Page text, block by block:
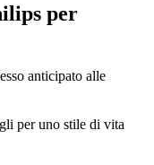
per
anticipato alle
per uno stile di vita